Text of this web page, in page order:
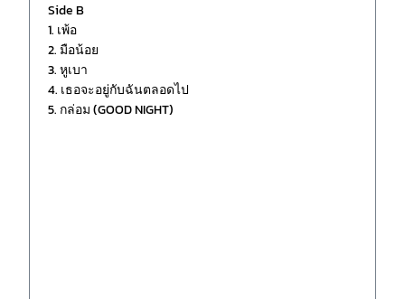
Side B
1. เพ้อ
2. มือน้อย
3. หูเบา
4. เธอจะอยู่กับฉันตลอดไป
5. กล่อม (GOOD NIGHT)